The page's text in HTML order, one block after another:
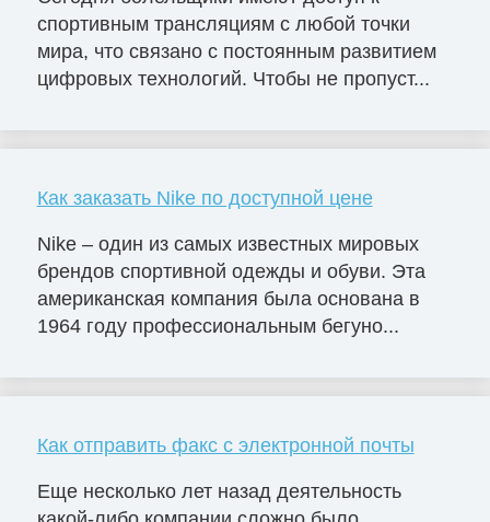
спортивным трансляциям с любой точки
мира, что связано с постоянным развитием
цифровых технологий. Чтобы не пропуст...
Как заказать Nike по доступной цене
Nike – один из самых известных мировых
брендов спортивной одежды и обуви. Эта
американская компания была основана в
1964 году профессиональным бегуно...
Как отправить факс с электронной почты
Еще несколько лет назад деятельность